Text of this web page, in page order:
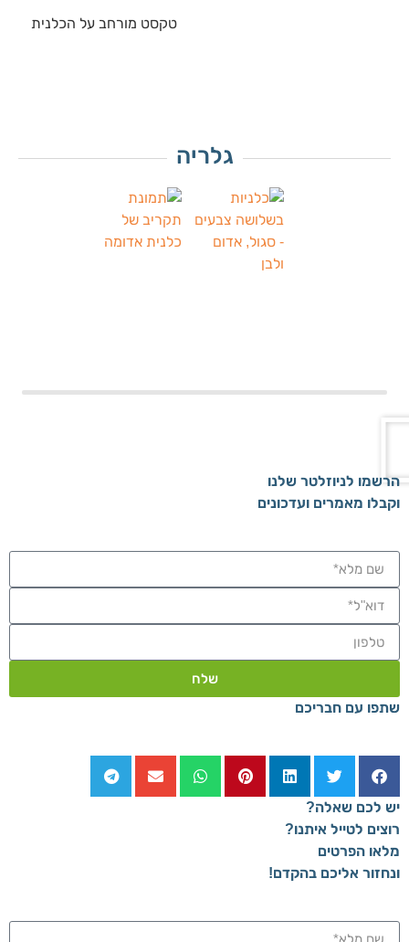
טקסט מורחב על הכלנית
גלריה
הרשמו לניוזלטר שלנו
וקבלו מאמרים ועדכונים
שלח
שתפו עם חבריכם
יש לכם שאלה?
רוצים לטייל איתנו?
מלאו הפרטים
ונחזור אליכם בהקדם!